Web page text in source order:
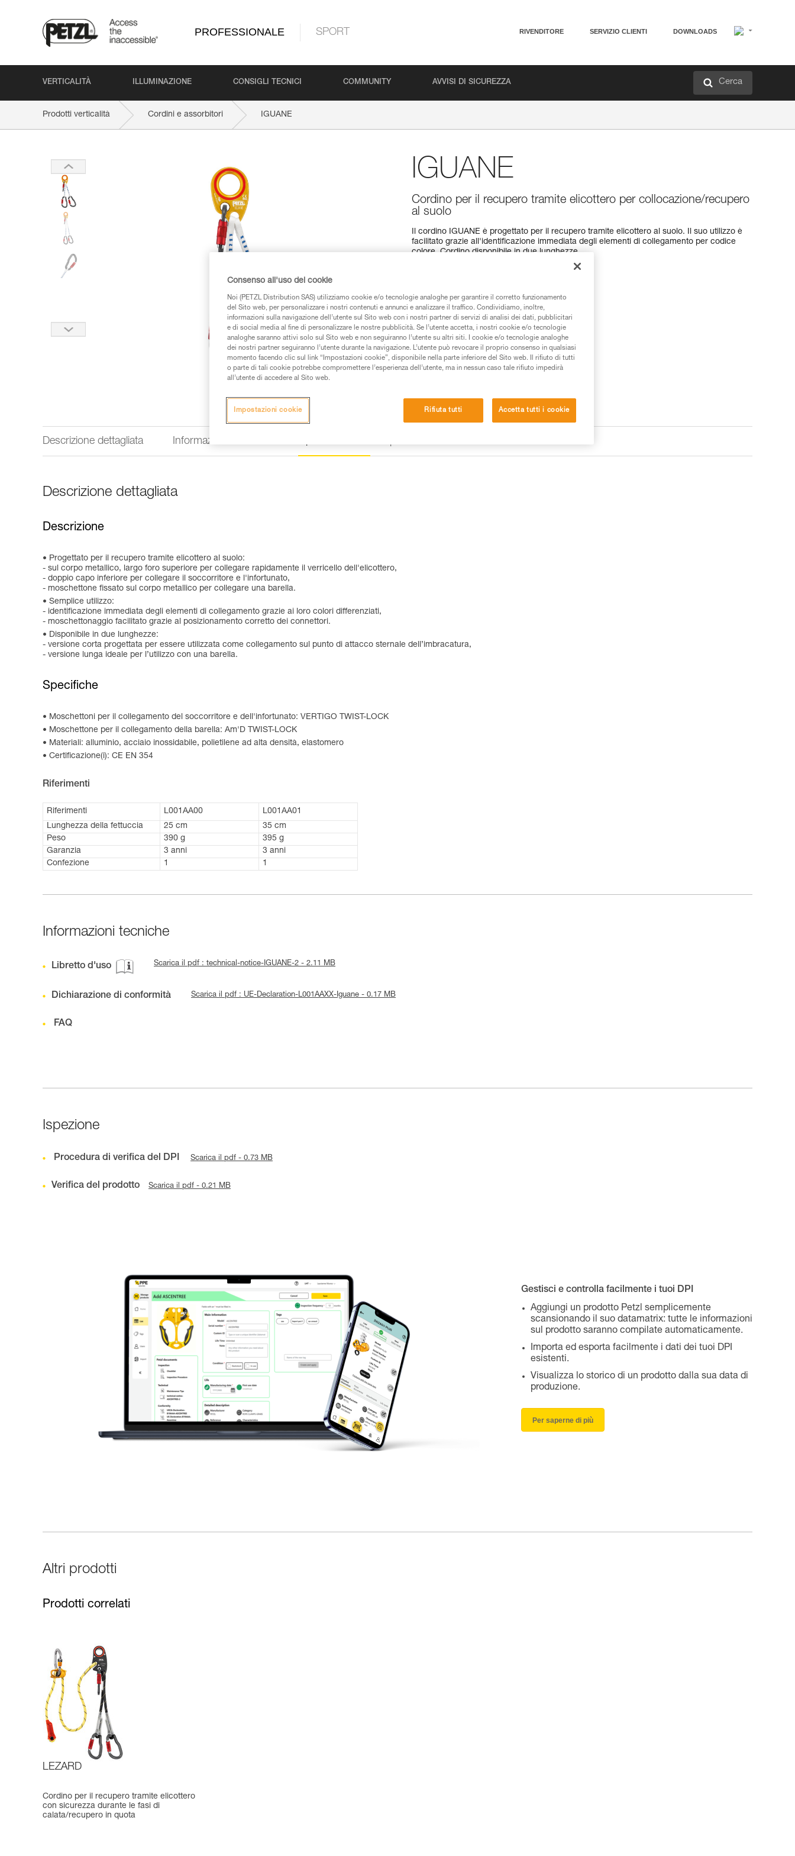
PROFESSIONALE SPORT RIVENDITORE SERVIZIO CLIENTI DOWNLOADS
VERTICALITÀ ILLUMINAZIONE CONSIGLI TECNICI COMMUNITY AVVISI DI SICUREZZA Cerca
Prodotti verticalità Cordini e assorbitori IGUANE
IGUANE
Cordino per il recupero tramite elicottero per collocazione/recupero
al suolo
Il cordino IGUANE è progettato per il recupero tramite elicottero al suolo. Il suo utilizzo è
facilitato grazie all'identificazione immediata degli elementi di collegamento per codice
colore. Cordino disponibile in due lunghezze.
Descrizione dettagliata Informazioni tecniche
Descrizione dettagliata
Descrizione
Progettato per il recupero tramite elicottero al suolo:
- sul corpo metallico, largo foro superiore per collegare rapidamente il verricello dell'elicottero,
- doppio capo inferiore per collegare il soccorritore e l'infortunato,
- moschettone fissato sul corpo metallico per collegare una barella.
Semplice utilizzo:
- identificazione immediata degli elementi di collegamento grazie ai loro colori differenziati,
- moschettonaggio facilitato grazie al posizionamento corretto dei connettori.
Disponibile in due lunghezze:
- versione corta progettata per essere utilizzata come collegamento sul punto di attacco sternale dell’imbracatura,
- versione lunga ideale per l’utilizzo con una barella.
Specifiche
Moschettoni per il collegamento del soccorritore e dell'infortunato: VERTIGO TWIST-LOCK
Moschettone per il collegamento della barella: Am'D TWIST-LOCK
Materiali: alluminio, acciaio inossidabile, polietilene ad alta densità, elastomero
Certificazione(i): CE EN 354
Riferimenti
Riferimenti L001AA00
L001AA01
Lunghezza della fettuccia
25 cm
35 cm
Peso
390 g
395 g
Garanzia
3 anni
3 anni
Confezione
1 1
Informazioni tecniche
Libretto d'uso Scarica il pdf : technical-notice-IGUANE-2 - 2.11 MB
Dichiarazione di conformità Scarica il pdf : UE-Declaration-L001AAXX-Iguane - 0.17 MB
FAQ
Ispezione
Procedura di verifica del DPI Scarica il pdf - 0.73 MB
Verifica del prodotto Scarica il pdf - 0.21 MB
Gestisci e controlla facilmente i tuoi DPI
Aggiungi un prodotto Petzl semplicemente
scansionando il suo datamatrix: tutte le informazioni
sul prodotto saranno compilate automaticamente.
Importa ed esporta facilmente i dati dei tuoi DPI
esistenti.
Visualizza lo storico di un prodotto dalla sua data di
produzione.
Per saperne di più
Altri prodotti
Prodotti correlati
LEZARD
Cordino per il recupero tramite elicottero
con sicurezza durante le fasi di
calata/recupero in quota
Consenso all'uso dei cookie
Noi (PETZL Distribution SAS) utilizziamo cookie e/o tecnologie analoghe per garantire il corretto funzionamento
del Sito web, per personalizzare i nostri contenuti e annunci e analizzare il traffico. Condividiamo, inoltre,
informazioni sulla navigazione dell’utente sul Sito web con i nostri partner di servizi di analisi dei dati, pubblicitari
e di social media al fine di personalizzare le nostre pubblicità. Se l’utente accetta, i nostri cookie e/o tecnologie
analoghe saranno attivi solo sul Sito web e non seguiranno l’utente su altri siti. I cookie e/o tecnologie analoghe
dei nostri partner seguiranno l’utente durante la navigazione. L’utente può revocare il proprio consenso in qualsiasi
momento facendo clic sul link “Impostazioni cookie”, disponibile nella parte inferiore del Sito web. Il rifiuto di tutti
o parte di tali cookie potrebbe compromettere l’esperienza dell’utente, ma in nessun caso tale rifiuto impedirà
all’utente di accedere al Sito web.
Rifiuta tutti Accetta tutti i cookie
Impostazioni cookie